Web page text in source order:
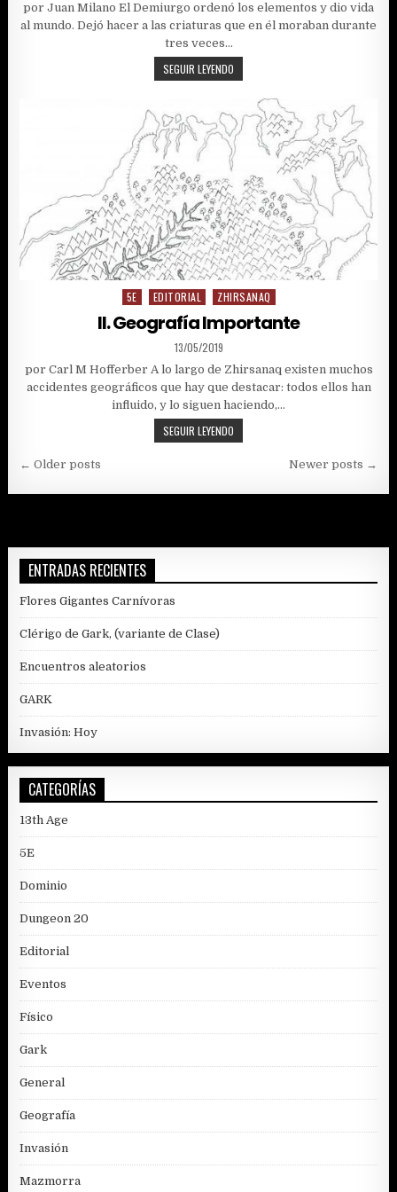
por Juan Milano El Demiurgo ordenó los elementos y dio vida
al mundo. Dejó hacer a las criaturas que en él moraban durante
tres veces…
SEGUIR LEYENDO
RESCATADOS
LOS
ROLLOS
DE
EUDEIMOS,
LIBRO
SEIS]
Posted
in
5E EDITORIAL ZHIRSANAQ
II. Geografía Importante
PUBLISHED
DATE:
13/05/2019
por Carl M Hofferber A lo largo de Zhirsanaq existen muchos
accidentes geográficos que hay que destacar: todos ellos han
influido, y lo siguen haciendo,…
SEGUIR LEYENDO
GEOGRAFÍA
IMPORTANTE
Navegación
de
← Older posts Newer posts →
ENTRADAS RECIENTES
Flores Gigantes Carnívoras
Clérigo de Gark, (variante de Clase)
Encuentros aleatorios
GARK
Invasión: Hoy
CATEGORÍAS
13th Age
5E
Dominio
Dungeon 20
Editorial
Eventos
Físico
Gark
General
Geografía
Invasión
Mazmorra